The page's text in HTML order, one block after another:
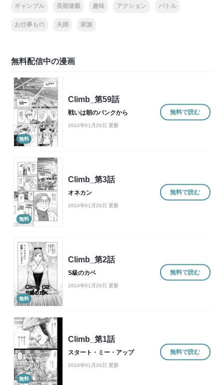
ギャンブル 長期連載 趣味 アクション バトル
お仕事もの 夫婦 家族
無料配信中の漫画
無料
Climb_第59話
戦いは朝のバンクから
2024年01月26日 更新
無料で読む
無料
Climb_第3話
オネカン
2024年01月26日 更新
無料で読む
無料
Climb_第2話
S級のカベ
2024年01月26日 更新
無料で読む
無料
Climb_第1話
スタート・ミー・アップ
2024年01月26日 更新
無料で読む